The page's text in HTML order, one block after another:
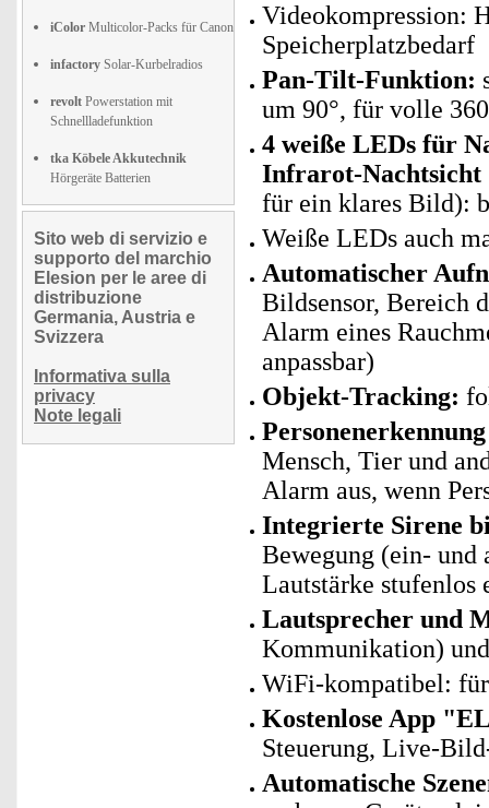
iColor Multicolor-Packs für Canon
infactory Solar-Kurbelradios
revolt Powerstation mit
Schnellladefunktion
tka Köbele Akkutechnik
Hörgeräte Batterien
Sito web di servizio e
supporto del marchio
Elesion per le aree di
distribuzione
Germania, Austria e
Svizzera
Informativa sulla
privacy
Note legali
Videokompression:
Speicherplatzbedarf
Pan-Tilt-Funktion:
um 90°, für volle
4 weiße LEDs für
Infrarot-Nachtsicht
für ein klares Bild):
Weiße LEDs auch
Automatischer
Bildsensor, Bereich
Alarm eines
anpassbar)
Objekt-Tracking:
Mensch, Tier und
Alarm aus, wenn
Integrierte Sirene
Bewegung (ein- und
Lautstärke stufenlos
Lautsprecher und
Kommunikation)
WiFi-kompatibel:
Kostenlose App
Steuerung, Live-
Automatische